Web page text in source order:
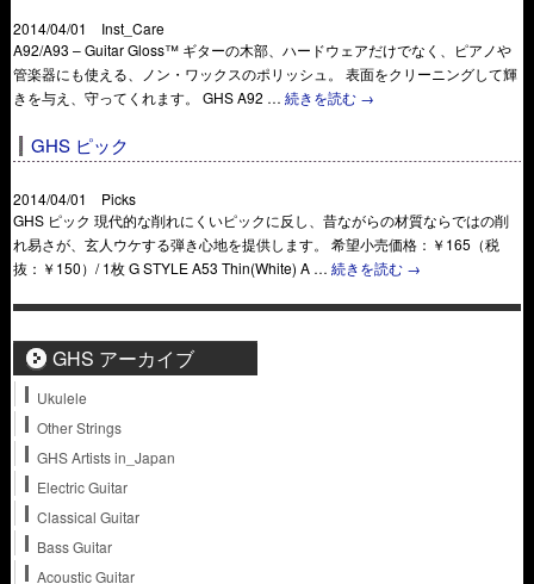
2014/04/01 Inst_Care
A92/A93 – Guitar Gloss™ ギターの木部、ハードウェアだけでなく、ピアノや
管楽器にも使える、ノン・ワックスのポリッシュ。 表面をクリーニングして輝
きを与え、守ってくれます。 GHS A92 …続きを読む →
GHS ピック
2014/04/01 Picks
GHS ピック 現代的な削れにくいピックに反し、昔ながらの材質ならではの削
れ易さが、玄人ウケする弾き心地を提供します。 希望小売価格：￥165（税
抜：￥150）/ 1枚 G STYLE A53 Thin(White) A …続きを読む →
GHS アーカイブ
Ukulele
Other Strings
GHS Artists in_Japan
Electric Guitar
Classical Guitar
Bass Guitar
Acoustic Guitar